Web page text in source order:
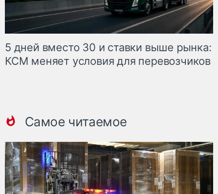
5 дней вместо 30 и ставки выше рынка:
КСМ меняет условия для перевозчиков
Самое читаемое